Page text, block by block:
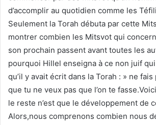
d’accomplir au quotidien comme les
Seulement la Torah débuta par cette
montrer combien les Mitsvot qui
son prochain passent avant toutes les
pourquoi Hillel enseigna à ce non juif
qu’il y avait écrit dans la Torah : » ne fais
que tu ne veux pas que l’on te
le reste n’est que le développement de
Alors,nous comprenons combien nous